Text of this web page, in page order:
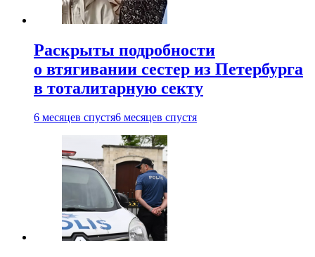
Раскрыты подробности
о втягивании сестер из Петербурга
в тоталитарную секту
6 месяцев спустя6 месяцев спустя